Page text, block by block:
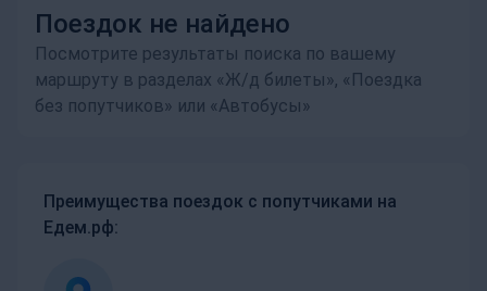
Поездок не найдено
Посмотрите результаты поиска по вашему
маршруту в разделах «Ж/д билеты», «Поездка
без попутчиков» или «Автобусы»
Преимущества поездок с попутчиками на
Едем.рф: